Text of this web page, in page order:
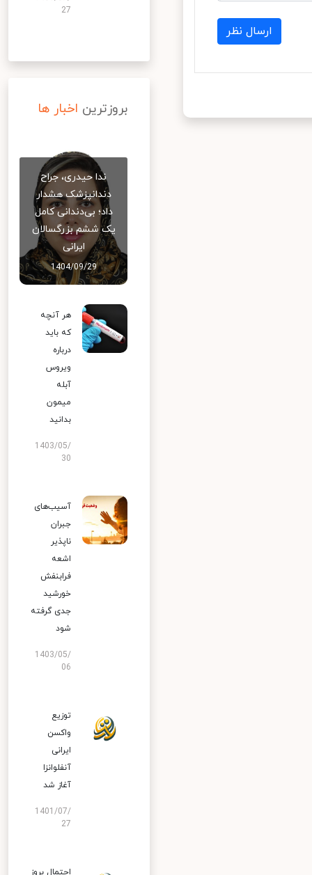
ارسال نظر
27
بروزترین اخبار ها
ندا حیدری، جراح
دندانپزشک هشدار
داد؛ بی‌دندانی کامل
یک ششم بزرگسالان
ایرانی
1404/09/29
هر آنچه
که باید
درباره
ویروس
آبله
میمون
بدانید
1403/05/
30
آسیب‌های
جبران
ناپذیر
اشعه
فرابنفش
خورشید
جدی گرفته
شود
1403/05/
06
توزیع
واکسن
ایرانی
آنفلوانزا
آغاز شد
1401/07/
27
احتمال بروز